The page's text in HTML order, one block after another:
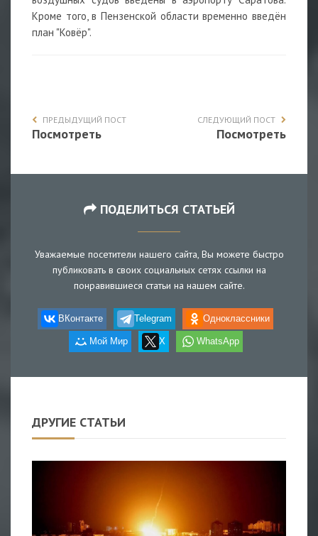
Кроме того, в Пензенской области временно введён
план "Ковёр".
ПРЕДЫДУЩИЙ ПОСТ
Посмотреть
СЛЕДУЮЩИЙ ПОСТ
Посмотреть
ПОДЕЛИТЬСЯ СТАТЬЕЙ
Уважаемые посетители нашего сайта, Вы можете быстро
публиковать в своих социальных сетях ссылки на
понравившиеся статьи на нашем сайте.
ВКонтакте Telegram Одноклассники
Мой Мир X WhatsApp
ДРУГИЕ СТАТЬИ